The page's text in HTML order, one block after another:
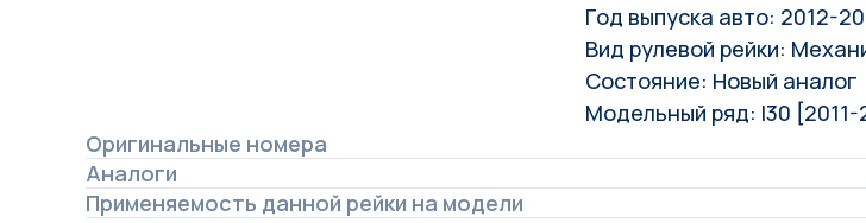
Год выпуска авто: 2012-
Вид рулевой рейки:
Состояние: Новый аналог
Модельный ряд: I30 [2011-
Оригинальные номера
Аналоги
Применяемость данной рейки на модели